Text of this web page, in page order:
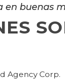
en buenas
Agency Corp.